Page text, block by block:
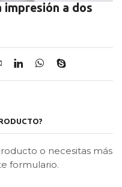
impresión a dos
o necesitas más
formulario.